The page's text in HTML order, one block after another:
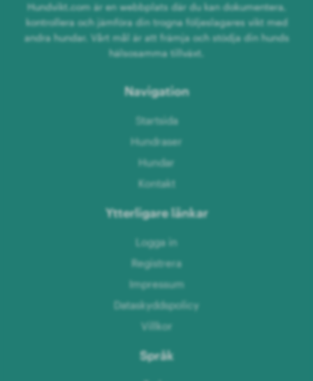
Hundvikt.com är en webbplats där du kan dokumentera,
kontrollera och jämföra din trogna följeslagares vikt med
andra hundar. Vårt mål är att främja och stödja din hunds
hälsosamma tillväxt.
Navigation
Startsida
Hundraser
Hundar
Kontakt
Ytterligare länkar
Logga in
Registrera
Impressum
Dataskyddspolicy
Villkor
Språk